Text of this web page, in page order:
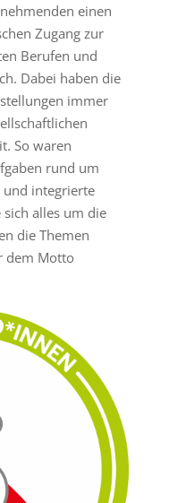
einen
Zugang zur
Berufen und
Dabei haben die
immer
So waren
rund um
integrierte
alles um die
die Themen
dem Motto